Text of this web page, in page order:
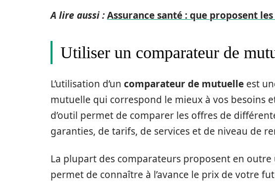
A lire aussi :Assurance santé : que proposent
Utiliser un comparateur de
L’utilisation d’un comparateur de mutuelle est
mutuelle qui correspond le mieux à vos besoins
d’outil permet de comparer les offres de
garanties, de tarifs, de services et de niveau de
La plupart des comparateurs proposent en
permet de connaître à l’avance le prix de votre